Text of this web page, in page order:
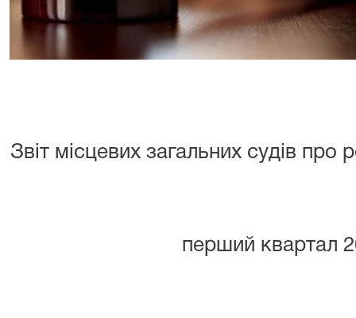
Звіт місцевих загальних судів про
перший квартал